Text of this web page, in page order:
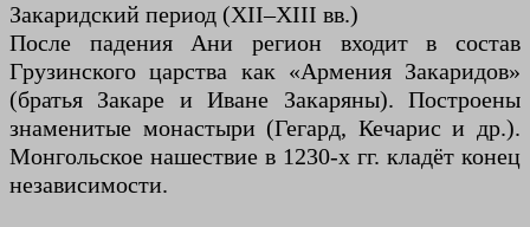
Закаридский период (XII–XIII вв.)
После падения Ани регион входит в состав
Грузинского царства как «Армения Закаридов»
(братья Закаре и Иване Закаряны). Построены
знаменитые монастыри (Гегард, Кечарис и др.).
Монгольское нашествие в 1230-х гг. кладёт конец
независимости.